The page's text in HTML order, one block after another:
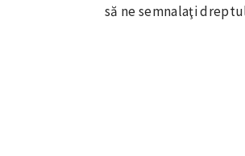
să ne semnalaţi